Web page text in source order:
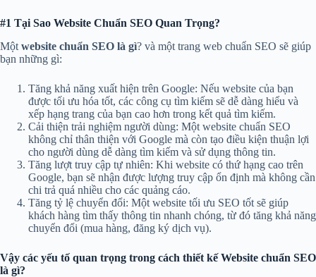
#1 Tại Sao Website Chuẩn SEO Quan Trọng?
Một website chuẩn SEO là gì? và một trang web chuẩn SEO sẽ giúp
bạn những gì:
Tăng khả năng xuất hiện trên Google: Nếu website của bạn
được tối ưu hóa tốt, các công cụ tìm kiếm sẽ dễ dàng hiểu và
xếp hạng trang của bạn cao hơn trong kết quả tìm kiếm.
Cải thiện trải nghiệm người dùng: Một website chuẩn SEO
không chỉ thân thiện với Google mà còn tạo điều kiện thuận lợi
cho người dùng dễ dàng tìm kiếm và sử dụng thông tin.
Tăng lượt truy cập tự nhiên: Khi website có thứ hạng cao trên
Google, bạn sẽ nhận được lượng truy cập ổn định mà không cần
chi trả quá nhiều cho các quảng cáo.
Tăng tỷ lệ chuyển đổi: Một website tối ưu SEO tốt sẽ giúp
khách hàng tìm thấy thông tin nhanh chóng, từ đó tăng khả năng
chuyển đổi (mua hàng, đăng ký dịch vụ).
Vậy các yếu tố quan trọng trong cách thiết kế Website chuẩn SEO
là gì?